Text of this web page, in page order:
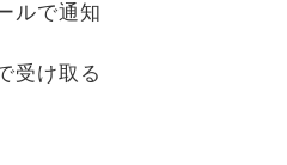
ルで通知
受け取る